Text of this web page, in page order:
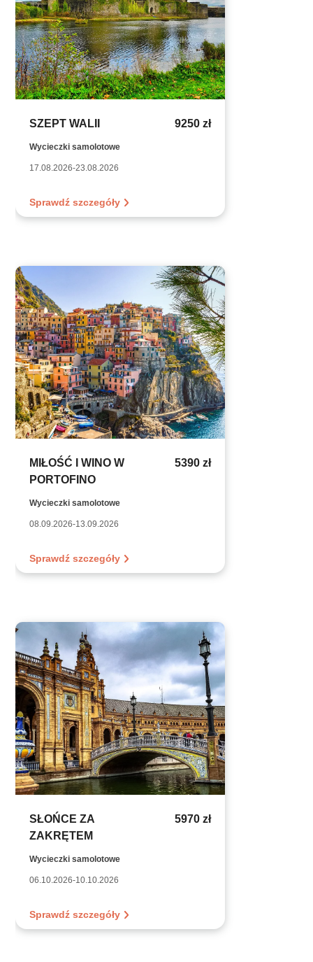
SZEPT WALII 9250 zł
Wycieczki samolotowe
17.08.2026-23.08.2026
Sprawdź szczegóły
MIŁOŚĆ I WINO W
PORTOFINO
5390 zł
Wycieczki samolotowe
08.09.2026-13.09.2026
Sprawdź szczegóły
SŁOŃCE ZA
ZAKRĘTEM
5970 zł
Wycieczki samolotowe
06.10.2026-10.10.2026
Sprawdź szczegóły